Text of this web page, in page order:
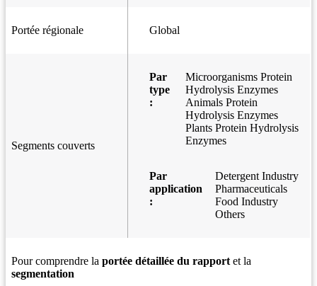
Portée régionale Global
Segments couverts
Par
type
:
Microorganisms Protein
Hydrolysis Enzymes
Animals Protein
Hydrolysis Enzymes
Plants Protein Hydrolysis
Enzymes
Par
application
:
Detergent Industry
Pharmaceuticals
Food Industry
Others
Pour comprendre la portée détaillée du rapport et la
segmentation